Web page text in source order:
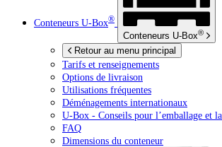
Conteneurs U-Box®
Conteneurs U-Box®
Retour au menu principal
Tarifs et renseignements
Options de livraison
Utilisations fréquentes
Déménagements internationaux
U-Box - Conseils pour l’emballage et
FAQ
Dimensions du conteneur